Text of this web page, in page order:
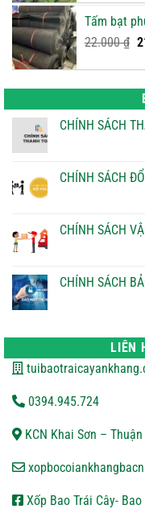
Tấm bạt
22.000₫
CHÍNH SÁCH
luận
ở
TOÁN
CHÍNH SÁCH
luận
ở
TRẢ
CHÍNH SÁCH
luận
ởCHÍNH SÁCH
ở
SÁCH
BẢO
LIÊN
0394.945.724
KCN Khai Sơn –
Xốp Bao Trái Cây-